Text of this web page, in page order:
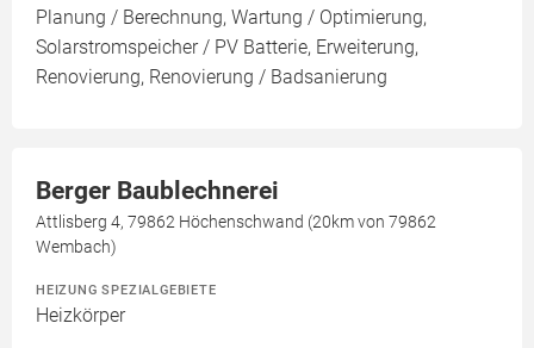
Planung / Berechnung, Wartung / Optimierung,
Solarstromspeicher / PV Batterie, Erweiterung,
Renovierung, Renovierung / Badsanierung
Berger Baublechnerei
Attlisberg 4, 79862 Höchenschwand (20km von 79862
Wembach)
HEIZUNG SPEZIALGEBIETE
Heizkörper